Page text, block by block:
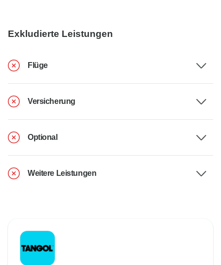
Exkludierte Leistungen
Flüge
Versicherung
Optional
Weitere Leistungen